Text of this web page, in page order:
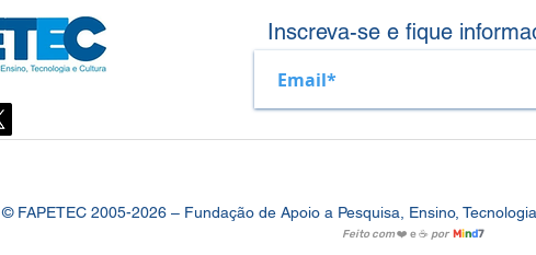
Inscreva-se e fique
© FAPETEC 2005-2026 – Fundação de Apoio a Pesquisa, Ensino,
Feito com❤️ e ☕ por Mind7